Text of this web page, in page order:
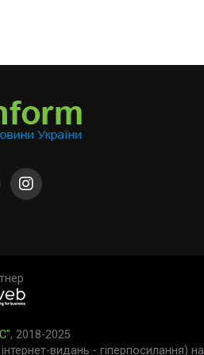
, 2018-2025
видань - гіперпосилання) на